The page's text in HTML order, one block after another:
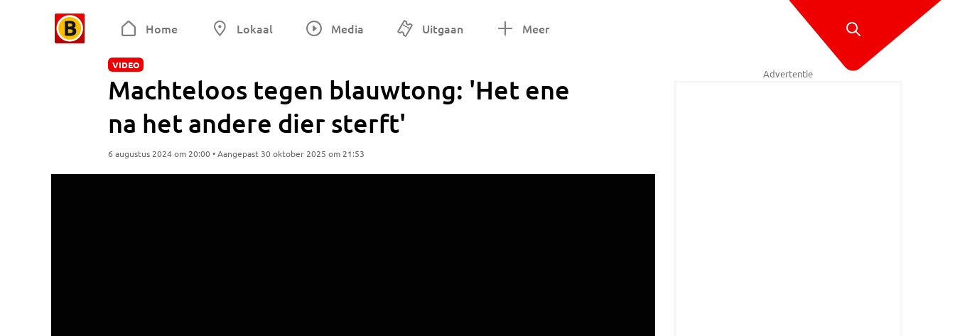
Home Lokaal Media Uitgaan Meer
VIDEO
Machteloos tegen blauwtong: 'Het ene
na het andere dier sterft'
6 augustus 2024 om 20:00 • Aangepast 30 oktober 2025 om 21:53
Advertentie